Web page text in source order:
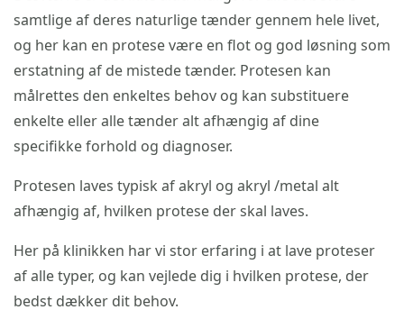
samtlige af deres naturlige tænder gennem hele livet,
og her kan en protese være en flot og god løsning som
erstatning af de mistede tænder. Protesen kan
målrettes den enkeltes behov og kan substituere
enkelte eller alle tænder alt afhængig af dine
specifikke forhold og diagnoser.
Protesen laves typisk af akryl og akryl /metal alt
afhængig af, hvilken protese der skal laves.
Her på klinikken har vi stor erfaring i at lave proteser
af alle typer, og kan vejlede dig i hvilken protese, der
bedst dækker dit behov.